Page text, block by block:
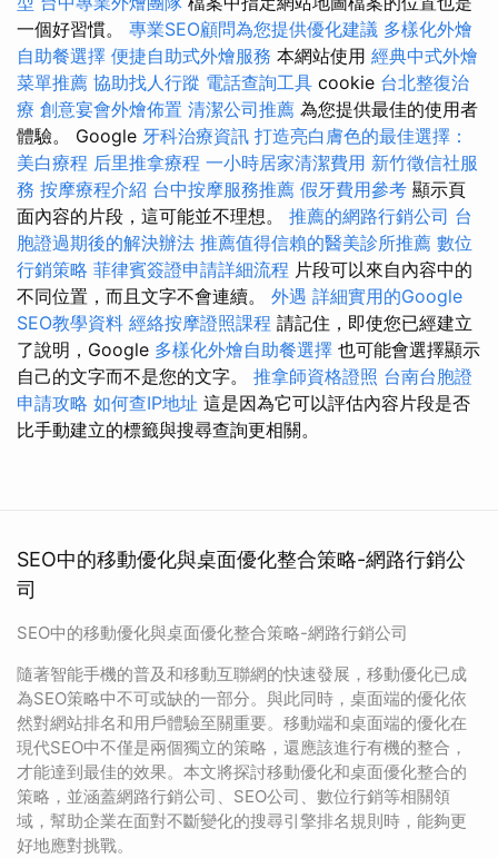
一個好習慣。 專業SEO顧問為您提供優化建議 多樣化外燴
自助餐選擇 便捷自助式外燴服務 本網站使用 經典中式外燴
菜單推薦 協助找人行蹤 電話查詢工具 cookie 台北整復治
療 創意宴會外燴佈置 清潔公司推薦 為您提供最佳的使用者
體驗。 Google 牙科治療資訊 打造亮白膚色的最佳選擇：
美白療程 后里推拿療程 一小時居家清潔費用 新竹徵信社服
務 按摩療程介紹 台中按摩服務推薦 假牙費用參考 顯示頁
面內容的片段，這可能並不理想。 推薦的網路行銷公司 台
胞證過期後的解決辦法 推薦值得信賴的醫美診所推薦 數位
行銷策略 菲律賓簽證申請詳細流程 片段可以來自內容中的
不同位置，而且文字不會連續。 外遇 詳細實用的Google
SEO教學資料 經絡按摩證照課程 請記住，即使您已經建立
了說明，Google 多樣化外燴自助餐選擇 也可能會選擇顯示
自己的文字而不是您的文字。 推拿師資格證照 台南台胞證
申請攻略 如何查IP地址 這是因為它可以評估內容片段是否
比手動建立的標籤與搜尋查詢更相關。
SEO中的移動優化與桌面優化整合策略-網路行銷公
司
SEO中的移動優化與桌面優化整合策略-網路行銷公司
隨著智能手機的普及和移動互聯網的快速發展，移動優化已成
為SEO策略中不可或缺的一部分。與此同時，桌面端的優化依
然對網站排名和用戶體驗至關重要。移動端和桌面端的優化在
現代SEO中不僅是兩個獨立的策略，還應該進行有機的整合，
才能達到最佳的效果。本文將探討移動優化和桌面優化整合的
策略，並涵蓋網路行銷公司、SEO公司、數位行銷等相關領
域，幫助企業在面對不斷變化的搜尋引擎排名規則時，能夠更
好地應對挑戰。